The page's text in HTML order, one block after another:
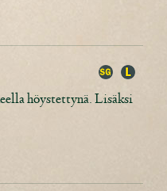
höystettynä. Lisäksi